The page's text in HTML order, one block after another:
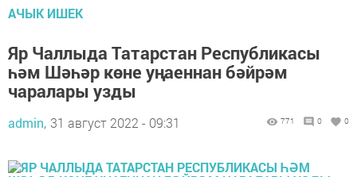
АЧЫК ИШЕК
Яр Чаллыда Татарстан Республикасы
һәм Шәһәр көне уңаеннан бәйрәм
чаралары узды
admin, 31 август 2022 - 09:31 771 0 0